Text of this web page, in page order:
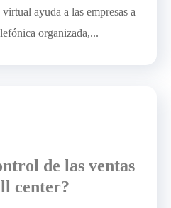
ayuda a las empresas a
organizada,...
de las ventas
center?